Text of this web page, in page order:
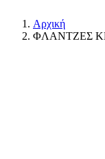
Αρχική
ΦΛΑΝΤΖΕΣ